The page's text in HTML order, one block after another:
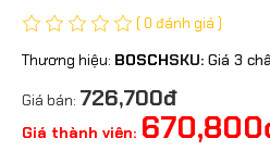
( 0 đánh giá )
Thương hiệu: BOSCHSKU: Giá 3
Giá bán: 726,700đ
Giá thành viên: